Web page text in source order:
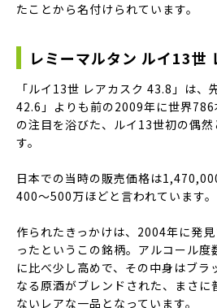
たことから名付けられています。
レミーマルタン ルイ13世
「ルイ13世 レアカスク 43.8」は、
42.6」よりも前の2009年に世界786
の注目を浴びた、ルイ13世初の偶
す。
日本での当時の販売価格は
400〜500万ほどと言われています。
作られたきっかけは、2004年に発
ったというこの銘柄。アルコール
に比べ少し高めで、その中身はブラ
なる原酒がブレンドされた、まさに
ないレアな一品となっています。